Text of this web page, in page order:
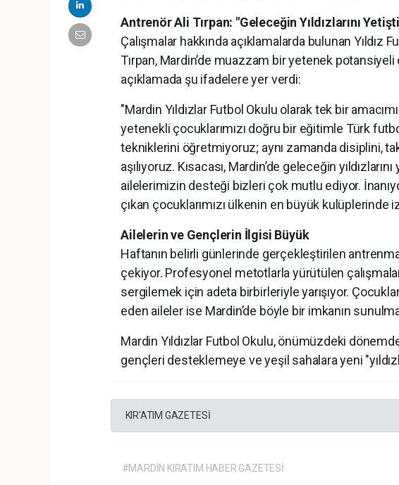
Antrenör Ali Tırpan: "Geleceğin Yıldızlarını
Çalışmalar hakkında açıklamalarda bulunan
Tırpan, Mardin’de muazzam bir yetenek potansiyeli
açıklamada şu ifadelere yer verdi:
"Mardin Yıldızlar Futbol Okulu olarak tek bir
yetenekli çocuklarımızı doğru bir eğitimle Türk
tekniklerini öğretmiyoruz; aynı zamanda disiplini,
aşılıyoruz. Kısacası, Mardin’de geleceğin
ailelerimizin desteği bizleri çok mutlu ediyor.
çıkan çocuklarımızı ülkenin en büyük kulüplerinde
Ailelerin ve Gençlerin İlgisi Büyük
Haftanın belirli günlerinde gerçekleştirilen
çekiyor. Profesyonel metotlarla yürütülen
sergilemek için adeta birbirleriyle yarışıyor.
eden aileler ise Mardin’de böyle bir imkanın
Mardin Yıldızlar Futbol Okulu, önümüzdeki
gençleri desteklemeye ve yeşil sahalara yeni
KIR'ATIM GAZETESİ
#MARDİN KIRATIM HABER GAZETESİ